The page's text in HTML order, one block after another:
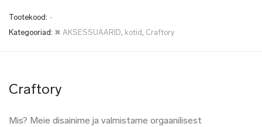
Tootekood: -
Kategooriad: ✖ AKSESSUAARID, kotid, Craftory
Craftory
Mis? Meie disainime ja valmistame orgaanilisest